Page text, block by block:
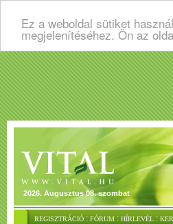
Ez a weboldal sütiket
megjelenítéséhez. Ön az
2026. Augusztus 08. szombat
REGISZTRÁCIÓ : FÓRUM : HÍRLEVÉL :